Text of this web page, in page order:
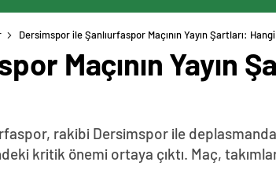
Dersimspor ile Şanlıurfaspor Maçının Yayın Şartları:
Maçının Yayın
rakibi Dersimspor ile
kritik önemi ortaya çıktı. Maç,